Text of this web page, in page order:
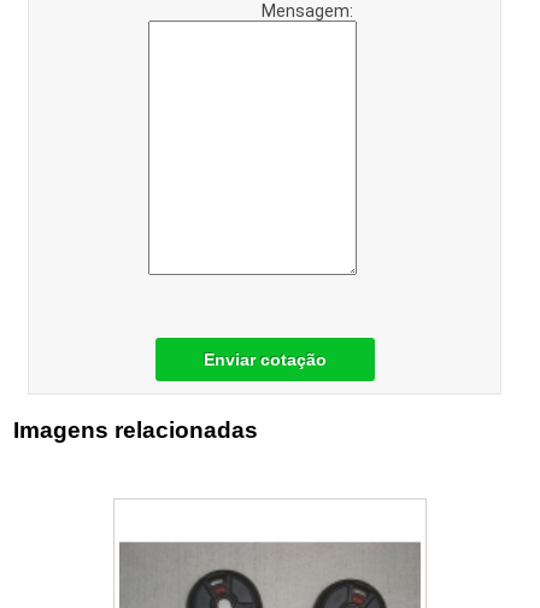
Mensagem:
Enviar cotação
Imagens relacionadas